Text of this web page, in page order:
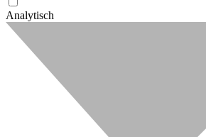
Analytisch